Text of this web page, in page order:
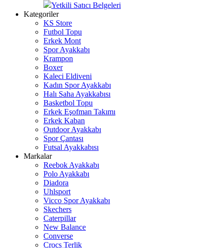
Yetkili Satıcı Belgeleri
Kategoriler
KS Store
Futbol Topu
Erkek Mont
Spor Ayakkabı
Krampon
Boxer
Kaleci Eldiveni
Kadın Spor Ayakkabı
Halı Saha Ayakkabısı
Basketbol Topu
Erkek Eşofman Takımı
Erkek Kaban
Outdoor Ayakkabı
Spor Çantası
Futsal Ayakkabısı
Markalar
Reebok Ayakkabı
Polo Ayakkabı
Diadora
Uhlsport
Vicco Spor Ayakkabı
Skechers
Caterpillar
New Balance
Converse
Crocs Terlik